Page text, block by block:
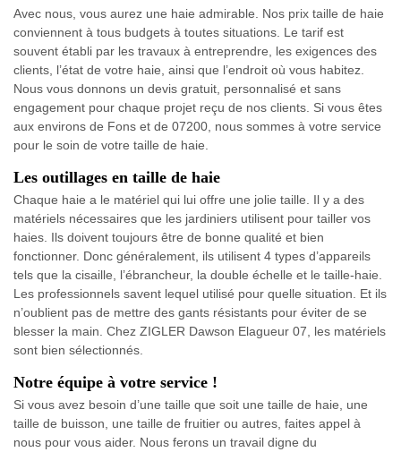
Avec nous, vous aurez une haie admirable. Nos prix taille de haie
conviennent à tous budgets à toutes situations. Le tarif est
souvent établi par les travaux à entreprendre, les exigences des
clients, l’état de votre haie, ainsi que l’endroit où vous habitez.
Nous vous donnons un devis gratuit, personnalisé et sans
engagement pour chaque projet reçu de nos clients. Si vous êtes
aux environs de Fons et de 07200, nous sommes à votre service
pour le soin de votre taille de haie.
Les outillages en taille de haie
Chaque haie a le matériel qui lui offre une jolie taille. Il y a des
matériels nécessaires que les jardiniers utilisent pour tailler vos
haies. Ils doivent toujours être de bonne qualité et bien
fonctionner. Donc généralement, ils utilisent 4 types d’appareils
tels que la cisaille, l’ébrancheur, la double échelle et le taille-haie.
Les professionnels savent lequel utilisé pour quelle situation. Et ils
n’oublient pas de mettre des gants résistants pour éviter de se
blesser la main. Chez ZIGLER Dawson Elagueur 07, les matériels
sont bien sélectionnés.
Notre équipe à votre service !
Si vous avez besoin d’une taille que soit une taille de haie, une
taille de buisson, une taille de fruitier ou autres, faites appel à
nous pour vous aider. Nous ferons un travail digne du